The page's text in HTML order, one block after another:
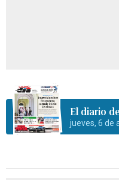
El diario
jueves, 6 de